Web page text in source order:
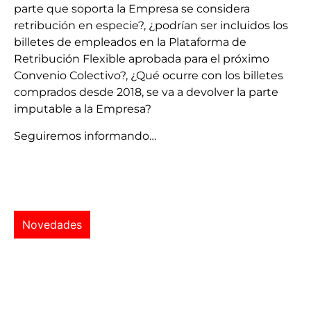
parte que soporta la Empresa se considera
retribución en especie?, ¿podrían ser incluidos los
billetes de empleados en la Plataforma de
Retribución Flexible aprobada para el próximo
Convenio Colectivo?, ¿Qué ocurre con los billetes
comprados desde 2018, se va a devolver la parte
imputable a la Empresa?
Seguiremos informando…
Novedades